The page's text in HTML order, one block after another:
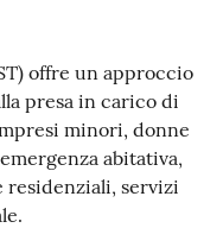
offre un approccio
presa in carico di
minori, donne
abitativa,
residenziali, servizi